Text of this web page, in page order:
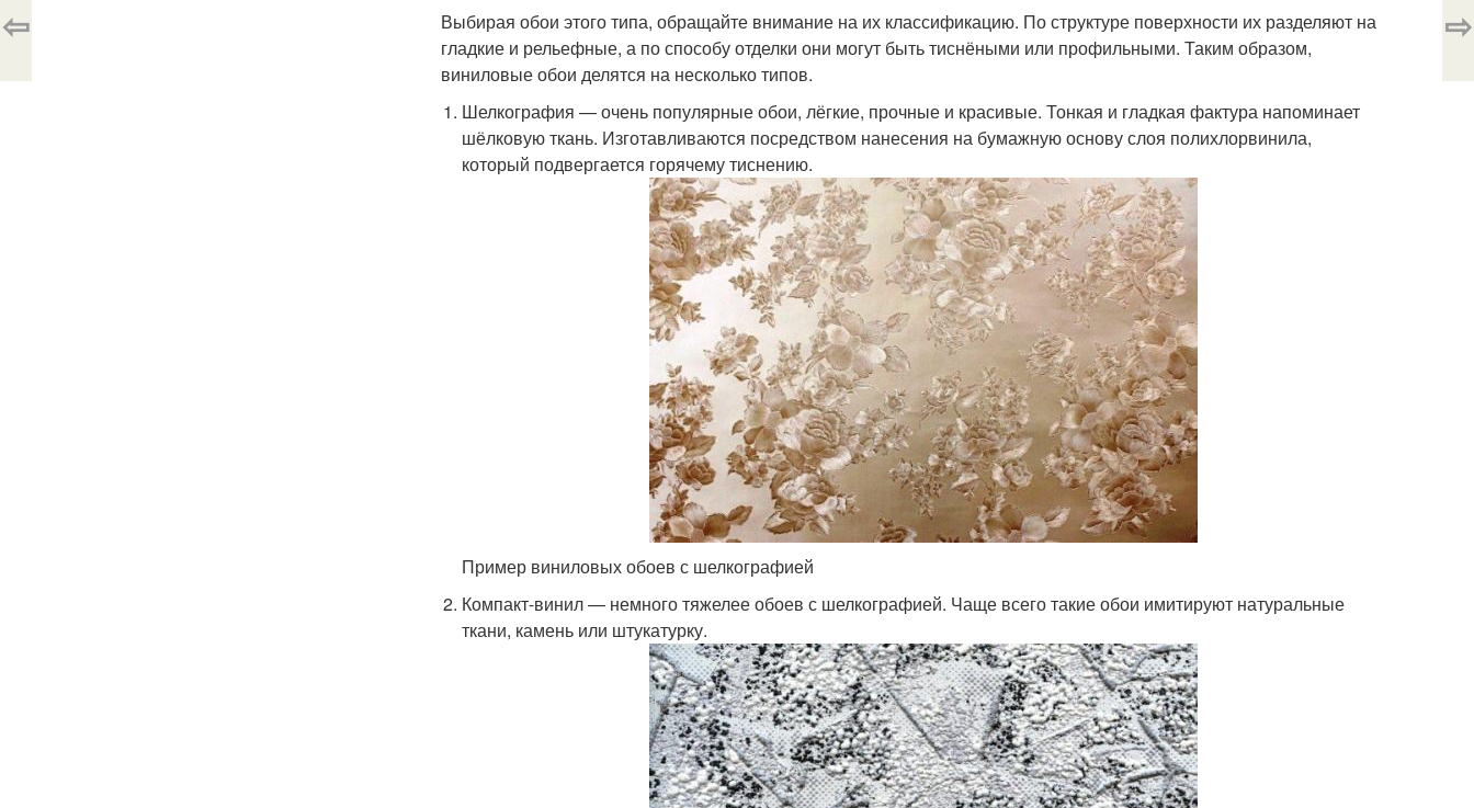
Выбирая обои этого типа, обращайте внимание на их классификацию. По структуре поверхности их разделяют на
гладкие и рельефные, а по способу отделки они могут быть тиснёными или профильными. Таким образом,
виниловые обои делятся на несколько типов.
Шелкография — очень популярные обои, лёгкие, прочные и красивые. Тонкая и гладкая фактура напоминает
шёлковую ткань. Изготавливаются посредством нанесения на бумажную основу слоя полихлорвинила,
который подвергается горячему тиснению.
Пример виниловых обоев с шелкографией
Компакт-винил — немного тяжелее обоев с шелкографией. Чаще всего такие обои имитируют натуральные
ткани, камень или штукатурку.
⇦ ⇨